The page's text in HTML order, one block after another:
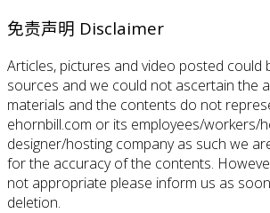
免责声明 Disclaimer
Articles, pictures and video posted could
sources and we could not ascertain the
materials and the contents do not
ehornbill.com or its employees/workers/
designer/hosting company as such we
for the accuracy of the contents.
not appropriate please inform us as
deletion.